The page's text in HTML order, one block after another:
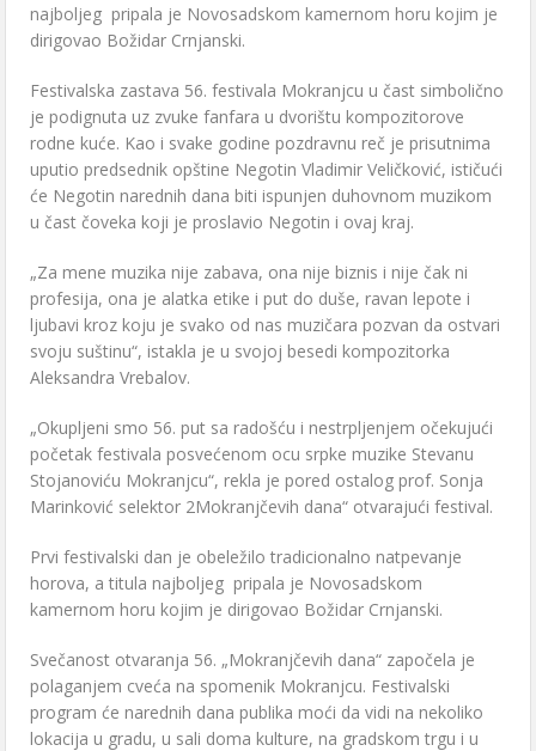
najboljeg pripala je Novosadskom kamernom horu kojim je
dirigovao Božidar Crnjanski.
Festivalska zastava 56. festivala Mokranjcu u čast simbolično
je podignuta uz zvuke fanfara u dvorištu kompozitorove
rodne kuće. Kao i svake godine pozdravnu reč je prisutnima
uputio predsednik opštine Negotin Vladimir Veličković, ističući
će Negotin narednih dana biti ispunjen duhovnom muzikom
u čast čoveka koji je proslavio Negotin i ovaj kraj.
„Za mene muzika nije zabava, ona nije biznis i nije čak ni
profesija, ona je alatka etike i put do duše, ravan lepote i
ljubavi kroz koju je svako od nas muzičara pozvan da ostvari
svoju suštinu“, istakla je u svojoj besedi kompozitorka
Aleksandra Vrebalov.
„Okupljeni smo 56. put sa radošću i nestrpljenjem očekujući
početak festivala posvećenom ocu srpke muzike Stevanu
Stojanoviću Mokranjcu“, rekla je pored ostalog prof. Sonja
Marinković selektor 2Mokranjčevih dana“ otvarajući festival.
Prvi festivalski dan je obeležilo tradicionalno natpevanje
horova, a titula najboljeg pripala je Novosadskom
kamernom horu kojim je dirigovao Božidar Crnjanski.
Svečanost otvaranja 56. „Mokranjčevih dana“ započela je
polaganjem cveća na spomenik Mokranjcu. Festivalski
program će narednih dana publika moći da vidi na nekoliko
lokacija u gradu, u sali doma kulture, na gradskom trgu i u